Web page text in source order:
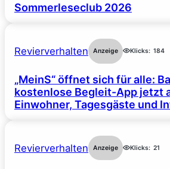
Sommerleseclub 2026
Revierverhalten Anzeige Klicks: 184
„MeinS“ öffnet sich für alle:
kostenlose Begleit-App jetzt
Einwohner, Tagesgäste und
Revierverhalten Anzeige Klicks: 21